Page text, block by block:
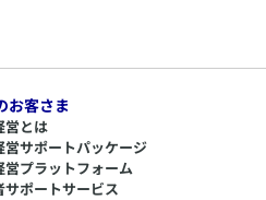
お客さま
営とは
営サポートパッケージ
営プラットフォーム
サポートサービス